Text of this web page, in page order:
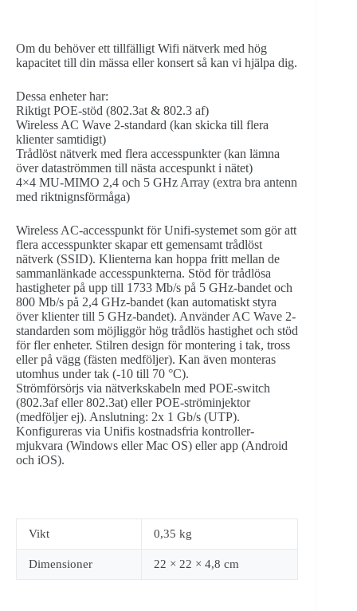
Om du behöver ett tillfälligt Wifi nätverk med hög
kapacitet till din mässa eller konsert så kan vi hjälpa dig.
Dessa enheter har:
Riktigt POE-stöd (802.3at & 802.3 af)
Wireless AC Wave 2-standard (kan skicka till flera
klienter samtidigt)
Trådlöst nätverk med flera accesspunkter (kan lämna
över dataströmmen till nästa accespunkt i nätet)
4×4 MU‑MIMO 2,4 och 5 GHz Array (extra bra antenn
med riktnignsförmåga)
Wireless AC-accesspunkt för Unifi-systemet som gör att
flera accesspunkter skapar ett gemensamt trådlöst
nätverk (SSID). Klienterna kan hoppa fritt mellan de
sammanlänkade accesspunkterna. Stöd för trådlösa
hastigheter på upp till 1733 Mb/s på 5 GHz-bandet och
800 Mb/s på 2,4 GHz-bandet (kan automatiskt styra
över klienter till 5 GHz-bandet). Använder AC Wave 2-
standarden som möjliggör hög trådlös hastighet och stöd
för fler enheter. Stilren design för montering i tak, tross
eller på vägg (fästen medföljer). Kan även monteras
utomhus under tak (-10 till 70 °C).
Strömförsörjs via nätverkskabeln med POE-switch
(802.3af eller 802.3at) eller POE-ströminjektor
(medföljer ej). Anslutning: 2x 1 Gb/s (UTP).
Konfigureras via Unifis kostnadsfria kontroller-
mjukvara (Windows eller Mac OS) eller app (Android
och iOS).
Vikt 0,35 kg
Dimensioner 22 × 22 × 4,8 cm